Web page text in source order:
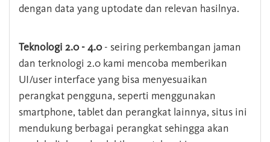
dengan data yang uptodate dan relevan hasilnya.
Teknologi 2.0 - 4.0- seiring perkembangan jaman
dan terknologi 2.0 kami mencoba memberikan
UI/user interface yang bisa menyesuaikan
perangkat pengguna, seperti menggunakan
smartphone, tablet dan perangkat lainnya, situs ini
mendukung berbagai perangkat sehingga akan